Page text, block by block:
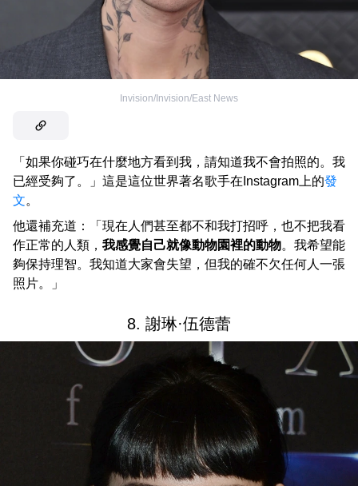
Invision/Invision/East News
「如果你碰巧在什麼地方看到我，請知道我不會拍照的。我
已經受夠了。」這是這位世界著名歌手在Instagram上的發
文。
他還補充道：「現在人們甚至都不和我打招呼，也不把我看
作正常的人類， 我感覺自己就像動物園裡的動物。我希望能
夠保持理智。我知道大家會失望，但我的確不欠任何人一張
照片。」
8. 謝琳·伍德蕾